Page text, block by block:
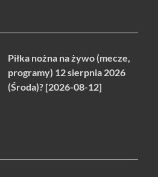
Piłka nożna na żywo (mecze,
programy) 12 sierpnia 2026
(Środa)? [2026-08-12]